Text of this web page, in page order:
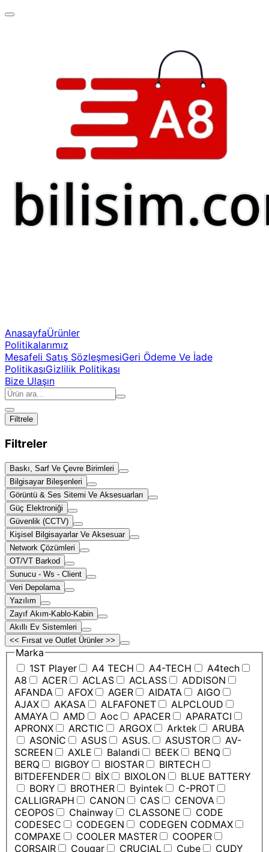
AnasayfaÜrünler
Politikalarımız
Mesafeli Satış SözleşmesiGeri Ödeme Ve İade
PolitikasıGizlilik Politikası
Bize Ulaşın
Filtrele
Filtreler
Baskı, Sarf Ve Çevre Birimleri
Bilgisayar Bileşenleri
Görüntü & Ses Sitemi Ve Aksesuarları
Güç Elektroniği
Güvenlik (CCTV)
Kişisel Bilgisayarlar Ve Aksesuar
Network Çözümleri
OT/VT Barkod
Sunucu - Ws - Client
Veri Depolama
Yazılım
Zayıf Akım-Kablo-Kabin
Akıllı Ev Sistemleri
<< Fırsat ve Outlet Ürünler >>
Marka
1ST Player
A4 TECH A4-TECH
A4tech
A8
ACER ACLAS ACLASS
ADDISON
AFANDA
AFOX AGER AIDATA
AIGO
AJAX
AKASA ALFAFONET
ALPCLOUD
AMAYA
AMD Aoc APACER
APARATCI
APRONX
ARCTIC ARGOX Arktek
ARUBA
ASONİC
ASUS ASUS. ASUSTOR
AV-
SCREEN
AXLE Balandi BEEK
BENQ
BERQ
BIGBOY BIOSTAR
BIRTECH
BITDEFENDER
BİX BIXOLON
BLUE BATTERY
BORY
BROTHER Byintek
C-PROT
CALLIGRAPH
CANON CAS
CENOVA
CEOPOS
Chainway CLASSONE
CODE
CODESEC
CODEGEN
CODEGEN CODMAX
COMPAXE
COOLER MASTER
COOPER
CORSAIR
Cougar CRUCIAL Cube
CUDY